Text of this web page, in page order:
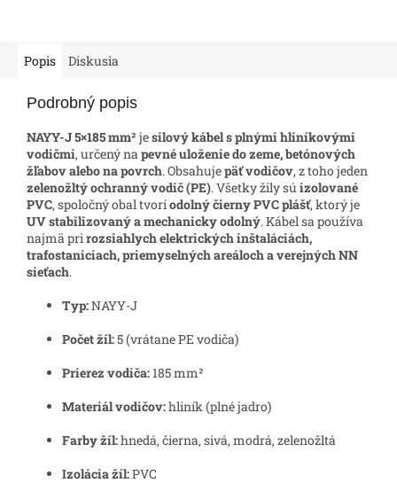
Popis Diskusia
Podrobný popis
NAYY-J 5×185 mm² jesilový kábel s plnými hliníkovými
vodičmi, určený napevné uloženie do zeme, betónových
žľabov alebo na povrch. Obsahujepäť vodičov, z toho jeden
zelenožltý ochranný vodič (PE). Všetky žily sú izolované
PVC, spoločný obal tvoríodolný čierny PVC plášť, ktorý je
UV stabilizovaný a mechanicky odolný. Kábel sa používa
najmä prirozsiahlych elektrických inštaláciách,
trafostaniciach, priemyselných areáloch a verejných NN
sieťach.
Typ:NAYY-J
Počet žíl:5 (vrátane PE vodiča)
Prierez vodiča:185 mm²
Materiál vodičov:hliník (plné jadro)
Farby žíl:hnedá, čierna, sivá, modrá, zelenožltá
Izolácia žíl:PVC